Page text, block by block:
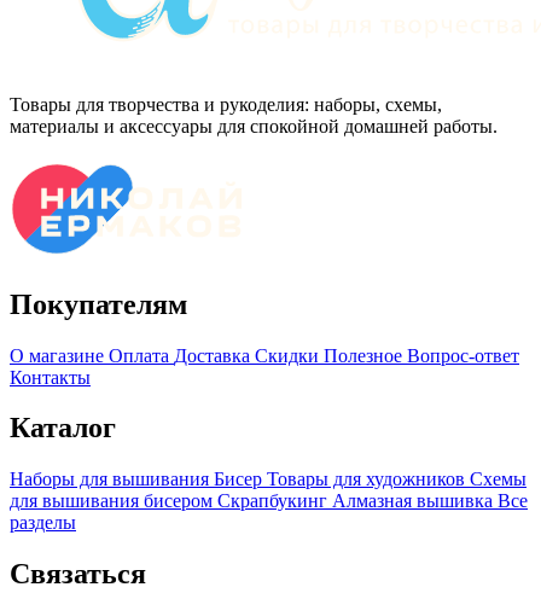
Товары для творчества и рукоделия: наборы, схемы,
материалы и аксессуары для спокойной домашней работы.
Покупателям
О магазине Оплата Доставка Скидки Полезное Вопрос-ответ
Контакты
Каталог
Наборы для вышивания Бисер Товары для художников Схемы
для вышивания бисером Скрапбукинг Алмазная вышивка Все
разделы
Связаться